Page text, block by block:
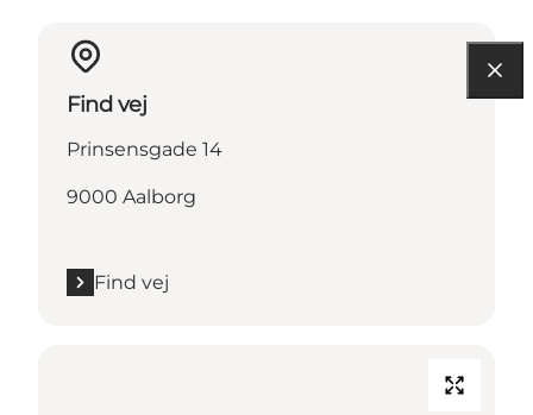
Find vej
Prinsensgade 14
9000 Aalborg
Find vej